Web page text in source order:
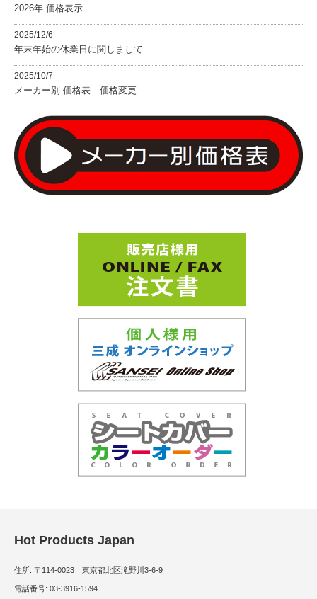
2026年 価格表示
2025/12/6
年末年始の休業日に関しまして
2025/10/7
メーカー別 価格表 価格変更
Hot Products Japan
住所: 〒114-0023 東京都北区滝野川3-6-9
電話番号: 03-3916-1594